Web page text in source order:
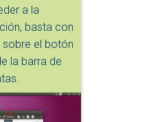
a la
basta con
sobre el botón
la barra de